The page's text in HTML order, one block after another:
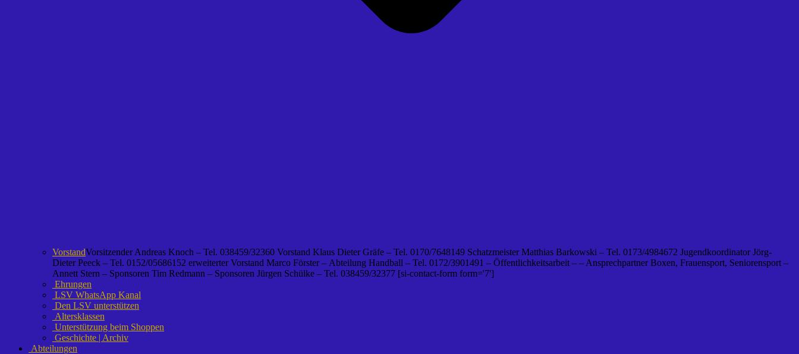
VorstandVorsitzender Andreas Knoch – Tel. 038459/32360 Vorstand Klaus Dieter Gräfe – Tel. 0170/7648149 Schatzmeister Matthias Barkowski – Tel. 0173/4984672 Jugendkoordinator Jörg-
Dieter Peeck – Tel. 0152/05686152 erweiterter Vorstand Marco Förster – Abteilung Handball – Tel. 0172/3901491 – Öffentlichkeitsarbeit – – Ansprechpartner Boxen, Frauensport, Seniorensport –
Annett Stern – Sponsoren Tim Redmann – Sponsoren Jürgen Schülke – Tel. 038459/32377 [si-contact-form form='7']
Ehrungen
LSV WhatsApp Kanal
Den LSV unterstützen
Altersklassen
Unterstützung beim Shoppen
Geschichte | Archiv
Abteilungen